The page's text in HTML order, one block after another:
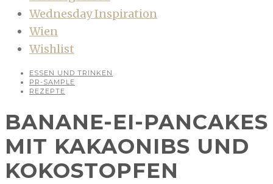
Wednesday Inspiration
Wien
Wishlist
ESSEN UND TRINKEN
PR-SAMPLE
REZEPTE
BANANE-EI-PANCAKES
MIT KAKAONIBS UND
KOKOSTOPFEN